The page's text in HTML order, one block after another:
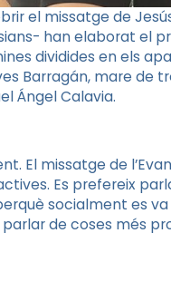
el missatge de
han elaborat el
dividides en els
Barragán, mare de
Ángel Calavia.
El missatge de
Es prefereix
socialment es
de coses més